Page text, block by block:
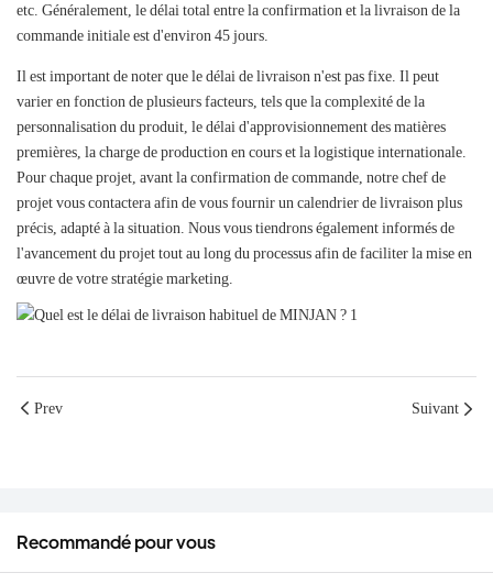
etc. Généralement, le délai total entre la confirmation et la livraison de la
commande initiale est d'environ 45 jours.
Il est important de noter que le délai de livraison n'est pas fixe. Il peut
varier en fonction de plusieurs facteurs, tels que la complexité de la
personnalisation du produit, le délai d'approvisionnement des matières
premières, la charge de production en cours et la logistique internationale.
Pour chaque projet, avant la confirmation de commande, notre chef de
projet vous contactera afin de vous fournir un calendrier de livraison plus
précis, adapté à la situation. Nous vous tiendrons également informés de
l'avancement du projet tout au long du processus afin de faciliter la mise en
œuvre de votre stratégie marketing.
Prev Suivant
Recommandé pour vous